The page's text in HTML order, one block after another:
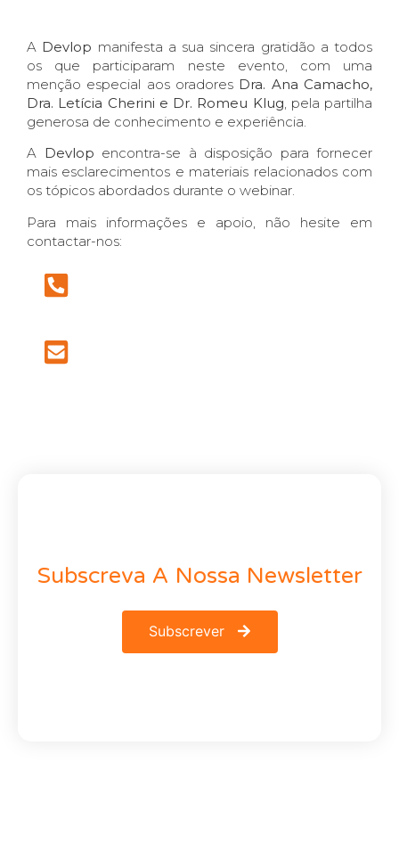
A Devlop manifesta a sua sincera gratidão a todos
os que participaram neste evento, com uma
menção especial aos oradores Dra. Ana Camacho,
Dra. Letícia Cherini e Dr. Romeu Klug, pela partilha
generosa de conhecimento e experiência.
A Devlop encontra-se à disposição para fornecer
mais esclarecimentos e materiais relacionados com
os tópicos abordados durante o webinar.
Para mais informações e apoio, não hesite em
contactar-nos:
Subscreva A Nossa Newsletter
Subscrever